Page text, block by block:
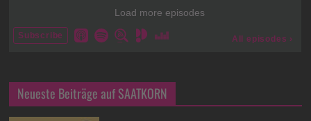
Neueste Beiträge auf SAATKORN